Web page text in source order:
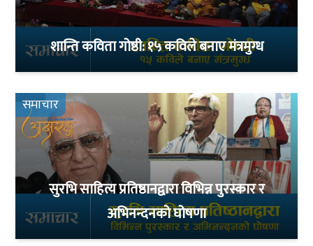
शान्ति कविता गोष्ठी: १५ कविले बनाए मंत्रमुग्ध
समाचार
सुरभि साहित्य प्रतिष्ठानद्वारा विभिन्न पुरस्कार र
अभिनन्दनको घोषणा